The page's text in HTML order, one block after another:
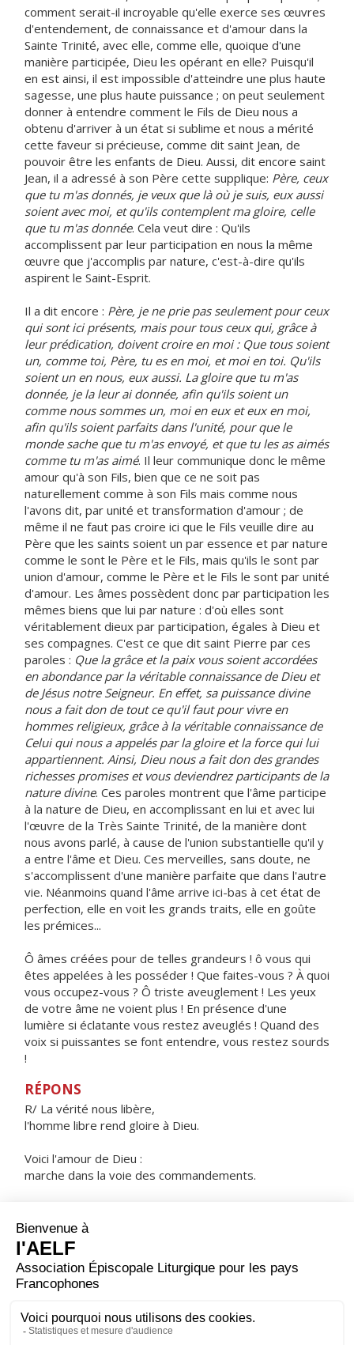
comment serait-il incroyable qu'elle exerce ses œuvres
d'entendement, de connaissance et d'amour dans la
Sainte Trinité, avec elle, comme elle, quoique d'une
manière participée, Dieu les opérant en elle? Puisqu'il
en est ainsi, il est impossible d'atteindre une plus haute
sagesse, une plus haute puissance ; on peut seulement
donner à entendre comment le Fils de Dieu nous a
obtenu d'arriver à un état si sublime et nous a mérité
cette faveur si précieuse, comme dit saint Jean, de
pouvoir être les enfants de Dieu. Aussi, dit encore saint
Jean, il a adressé à son Père cette supplique: Père, ceux
que tu m'as donnés, je veux que là où je suis, eux aussi
soient avec moi, et qu'ils contemplent ma gloire, celle
que tu m'as donnée. Cela veut dire : Qu'ils
accomplissent par leur participation en nous la même
œuvre que j'accomplis par nature, c'est-à-dire qu'ils
aspirent le Saint-Esprit.
Il a dit encore : Père, je ne prie pas seulement pour ceux
qui sont ici présents, mais pour tous ceux qui, grâce à
leur prédication, doivent croire en moi : Que tous soient
un, comme toi, Père, tu es en moi, et moi en toi. Qu'ils
soient un en nous, eux aussi. La gloire que tu m'as
donnée, je la leur ai donnée, afin qu'ils soient un
comme nous sommes un, moi en eux et eux en moi,
afin qu'ils soient parfaits dans l'unité, pour que le
monde sache que tu m'as envoyé, et que tu les as aimés
comme tu m'as aimé. Il leur communique donc le même
amour qu'à son Fils, bien que ce ne soit pas
naturellement comme à son Fils mais comme nous
l'avons dit, par unité et transformation d'amour ; de
même il ne faut pas croire ici que le Fils veuille dire au
Père que les saints soient un par essence et par nature
comme le sont le Père et le Fils, mais qu'ils le sont par
union d'amour, comme le Père et le Fils le sont par unité
d'amour. Les âmes possèdent donc par participation les
mêmes biens que lui par nature : d'où elles sont
véritablement dieux par participation, égales à Dieu et
ses compagnes. C'est ce que dit saint Pierre par ces
paroles : Que la grâce et la paix vous soient accordées
en abondance par la véritable connaissance de Dieu et
de Jésus notre Seigneur. En effet, sa puissance divine
nous a fait don de tout ce qu'il faut pour vivre en
hommes religieux, grâce à la véritable connaissance de
Celui qui nous a appelés par la gloire et la force qui lui
appartiennent. Ainsi, Dieu nous a fait don des grandes
richesses promises et vous deviendrez participants de la
nature divine. Ces paroles montrent que l'âme participe
à la nature de Dieu, en accomplissant en lui et avec lui
l'œuvre de la Très Sainte Trinité, de la manière dont
nous avons parlé, à cause de l'union substantielle qu'il y
a entre l'âme et Dieu. Ces merveilles, sans doute, ne
s'accomplissent d'une manière parfaite que dans l'autre
vie. Néanmoins quand l'âme arrive ici-bas à cet état de
perfection, elle en voit les grands traits, elle en goûte
les prémices...
Ô âmes créées pour de telles grandeurs ! ô vous qui
êtes appelées à les posséder ! Que faites-vous ? À quoi
vous occupez-vous ? Ô triste aveuglement ! Les yeux
de votre âme ne voient plus ! En présence d'une
lumière si éclatante vous restez aveuglés ! Quand des
voix si puissantes se font entendre, vous restez sourds
!
RÉPONS
R/ La vérité nous libère,
l'homme libre rend gloire à Dieu.
Voici l'amour de Dieu :
marche dans la voie des commandements.
marche dans la voie de l'amour.
ORAISON
; et puisque ta grâce est notre unique espoir, garde-
nous sous ta constante protection.